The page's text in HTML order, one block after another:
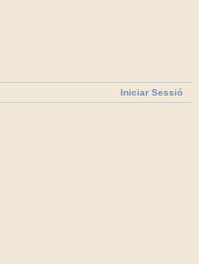
Iniciar Sessió